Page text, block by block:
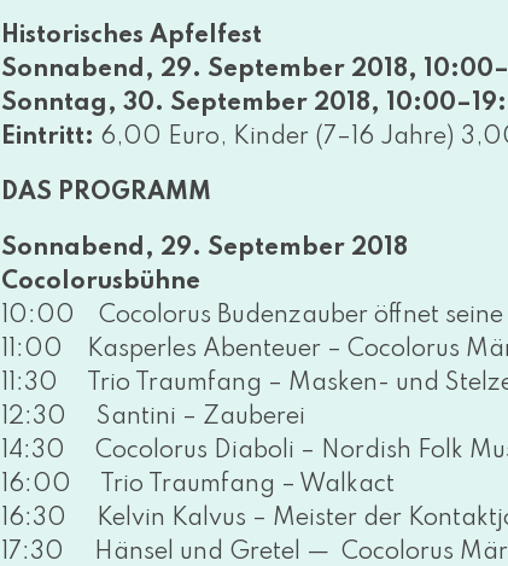
Historisches Apfelfest
Sonnabend, 29. September 2018,
Sonntag, 30. September 2018,
Eintritt: 6,00 Euro, Kinder (7–16 Jahre)
DAS PROGRAMM
Sonnabend, 29. September 2018
Cocolorusbühne
10:00 Cocolorus Budenzauber öff­net sei­ne
11:00 Kasperles Abenteuer – Cocolorus
11:30 Trio Traumfang – Masken- und
12:30 Santini – Zauberei
14:30 Cocolorus Diaboli – Nordish Folk
16:00 Trio Traumfang – Walkact
16:30 Kelvin Kalvus – Meister der
17:30 Hänsel und Gretel — Cocolorus